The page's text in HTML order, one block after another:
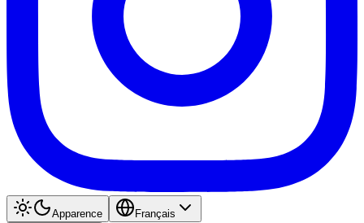
Apparence
Français